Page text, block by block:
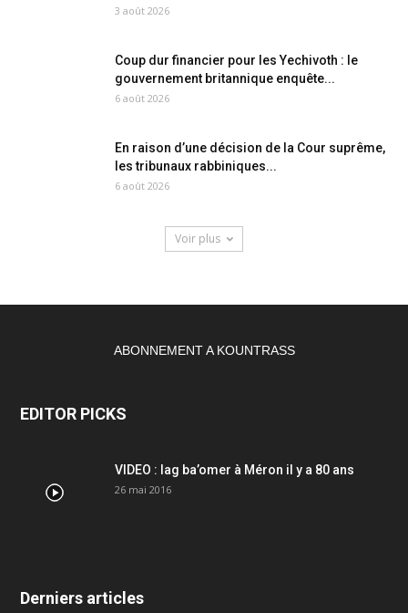
3 août 2026
Coup dur financier pour les Yechivoth : le
gouvernement britannique enquête...
6 août 2026
En raison d’une décision de la Cour suprême,
les tribunaux rabbiniques...
6 août 2026
Voir plus
ABONNEMENT A KOUNTRASS
EDITOR PICKS
VIDEO : lag ba’omer à Méron il y a 80 ans
26 mai 2016
Derniers articles